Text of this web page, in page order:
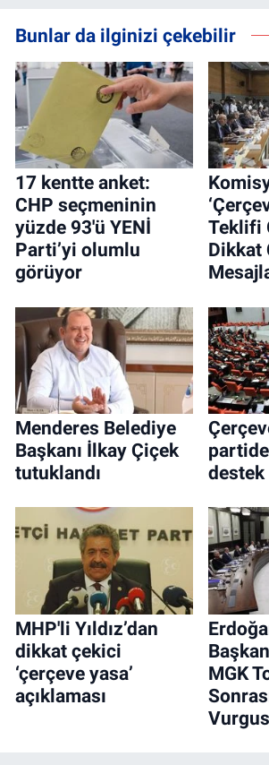
Bunlar da ilginizi çekebilir
17 kentte anket:
CHP seçmeninin
yüzde 93'ü YENİ
Parti’yi olumlu
görüyor
Teklifi
Dikkat
Menderes Belediye
Başkanı İlkay Çiçek
tutuklandı
destek
MHP'li Yıldız’dan
dikkat çekici
‘çerçeve yasa’
açıklaması
MGK